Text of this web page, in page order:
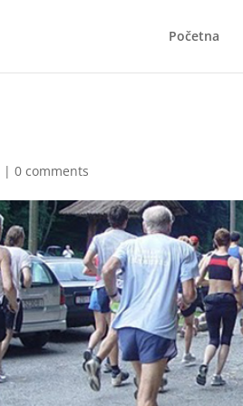
Početna
|0 comments